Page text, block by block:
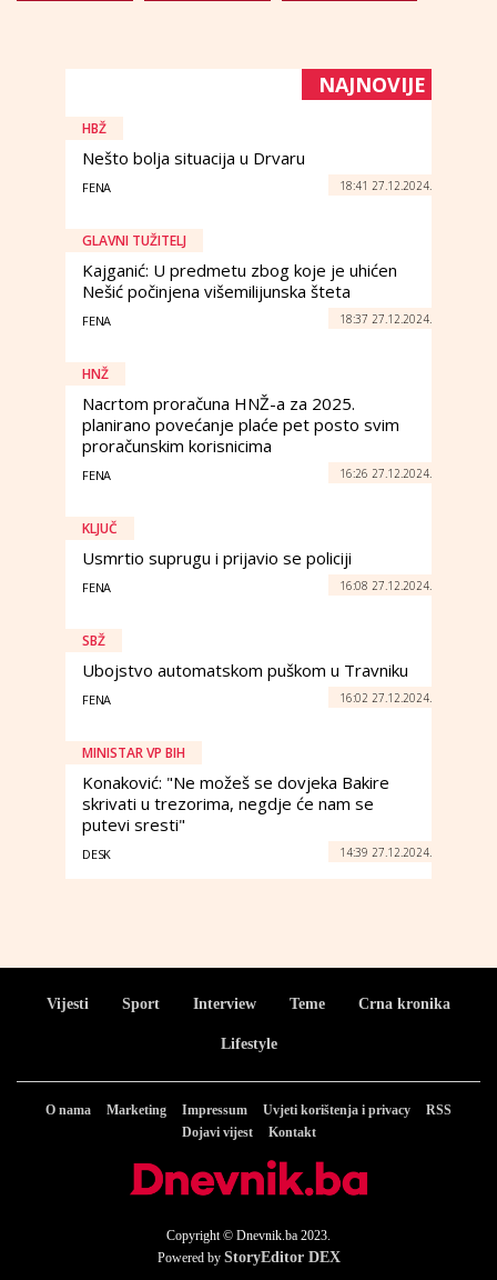
NAJNOVIJE
HBŽ
Nešto bolja situacija u Drvaru
FENA 18:41 27.12.2024.
GLAVNI TUŽITELJ
Kajganić: U predmetu zbog koje je uhićen
Nešić počinjena višemilijunska šteta
FENA 18:37 27.12.2024.
HNŽ
Nacrtom proračuna HNŽ-a za 2025.
planirano povećanje plaće pet posto svim
proračunskim korisnicima
FENA 16:26 27.12.2024.
KLJUČ
Usmrtio suprugu i prijavio se policiji
FENA 16:08 27.12.2024.
SBŽ
Ubojstvo automatskom puškom u Travniku
FENA 16:02 27.12.2024.
MINISTAR VP BIH
Konaković: "Ne možeš se dovjeka Bakire
skrivati u trezorima, negdje će nam se
putevi sresti"
DESK 14:39 27.12.2024.
Vijesti Sport Interview Teme Crna kronika
Lifestyle
O nama Marketing Impressum Uvjeti korištenja i privacy
RSS
Dojavi vijest
Kontakt
Copyright © Dnevnik.ba 2023.
Powered by StoryEditor DEX